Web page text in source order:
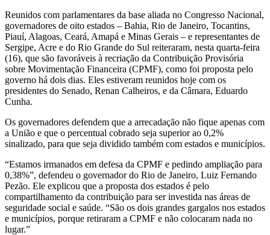
Reunidos com parlamentares da base aliada no Congresso Nacional,
governadores de oito estados – Bahia, Rio de Janeiro, Tocantins,
Piauí, Alagoas, Ceará, Amapá e Minas Gerais – e representantes de
Sergipe, Acre e do Rio Grande do Sul reiteraram, nesta quarta-feira
(16), que são favoráveis à recriação da Contribuição Provisória
sobre Movimentação Financeira (CPMF), como foi proposta pelo
governo há dois dias. Eles estiveram reunidos hoje com os
presidentes do Senado, Renan Calheiros, e da Câmara, Eduardo
Cunha.
Os governadores defendem que a arrecadação não fique apenas com
a União e que o percentual cobrado seja superior ao 0,2%
sinalizado, para que seja dividido também com estados e municípios.
“Estamos irmanados em defesa da CPMF e pedindo ampliação para
0,38%”, defendeu o governador do Rio de Janeiro, Luiz Fernando
Pezão. Ele explicou que a proposta dos estados é pelo
compartilhamento da contribuição para ser investida nas áreas de
seguridade social e saúde. “São os dois grandes gargalos nos estados
e municípios, porque retiraram a CPMF e não colocaram nada no
lugar.”